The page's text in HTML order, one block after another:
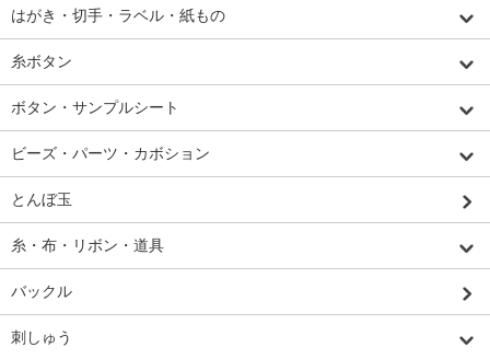
はがき・切手・ラベル・紙もの
糸ボタン
ボタン・サンプルシート
ビーズ・パーツ・カボション
とんぼ玉
糸・布・リボン・道具
バックル
刺しゅう